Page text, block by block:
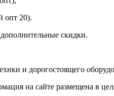
опт 20).
скидки.
и дорогостоящего
на сайте размещена в